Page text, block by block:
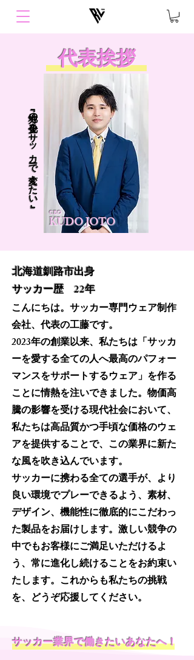
代表挨拶
CEO
​KUDO JOTO
​『地方の少子化をサッカーで変えたい』
​北海道釧路市出身
サッカー歴 22年
こんにちは。サッカー専門ウェア制作
会社、代表の工藤です。
2023年の創業以来、私たちは「サッカ
ーを愛する全ての人へ最高のパフォー
マンスをサポートするウェア」を作る
ことに情熱を注いできました。物価高
騰の影響を受ける現代社会において、
私たちは高品質かつ手頃な価格のウェ
アを提供することで、この業界に新た
な風を吹き込んでいます。
サッカーに携わる全ての選手が、より
良い環境でプレーできるよう、素材、
デザイン、機能性に徹底的にこだわっ
た製品をお届けします。激しい競争の
中でもお客様にご満足いただけるよ
う、常に進化し続けることをお約束い
たします。これからも私たちの挑戦
を、どうぞ応援してください。
サッカー業界で働きたいあなたへ！